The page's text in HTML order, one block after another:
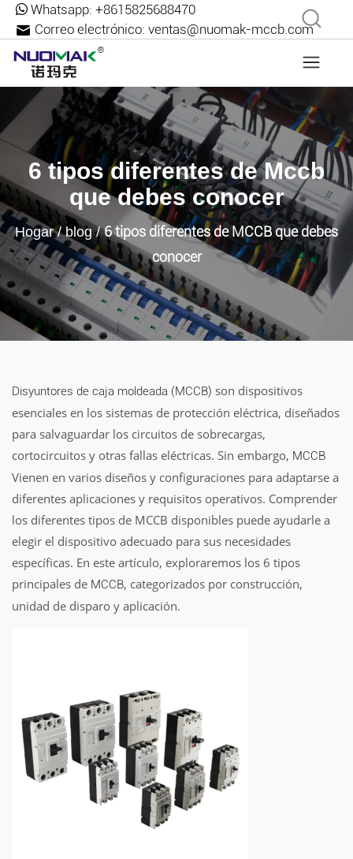
Whatsapp: +8615825688470
Correo electrónico: ventas@nuomak-mccb.com
6 tipos diferentes de Mccb
que debes conocer
Hogar/blog/6 tipos diferentes de MCCB que debes
conocer
Disyuntores de caja moldeada (MCCB) son dispositivos
esenciales en los sistemas de protección eléctrica, diseñados
para salvaguardar los circuitos de sobrecargas,
cortocircuitos y otras fallas eléctricas. Sin embargo, MCCB
Vienen en varios diseños y configuraciones para adaptarse a
diferentes aplicaciones y requisitos operativos. Comprender
los diferentes tipos de MCCB disponibles puede ayudarle a
elegir el dispositivo adecuado para sus necesidades
específicas. En este artículo, exploraremos los 6 tipos
principales de MCCB, categorizados por construcción,
unidad de disparo y aplicación.